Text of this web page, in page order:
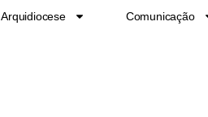
Arquidiocese Comunicação